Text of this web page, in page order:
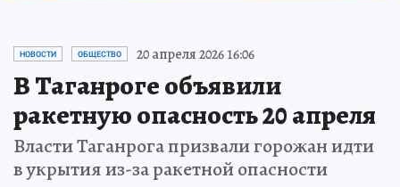
НОВОСТИ ОБЩЕСТВО 20 апреля 2026 16:06
В Таганроге объявили
ракетную опасность 20 апреля
Власти Таганрога призвали горожан идти
в укрытия из-за ракетной опасности